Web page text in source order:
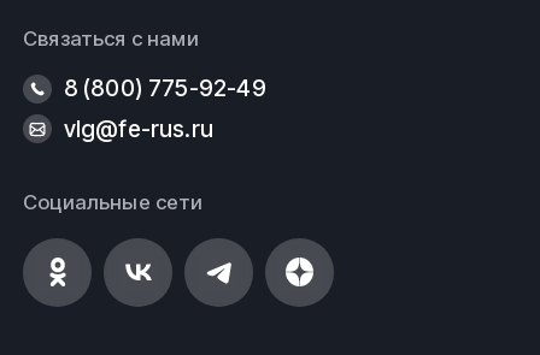
Связаться с нами
8 (800) 775-92-49
vlg@fe-rus.ru
Социальные сети